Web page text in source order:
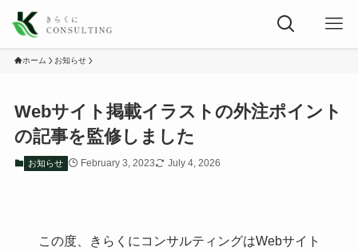
ホーム お知らせ
Webサイト掲載イラストの外注ポイント
の記事を監修しました
お知らせ February 3, 2023 July 4, 2026
この度、きらくにコンサルティングはWebサイト